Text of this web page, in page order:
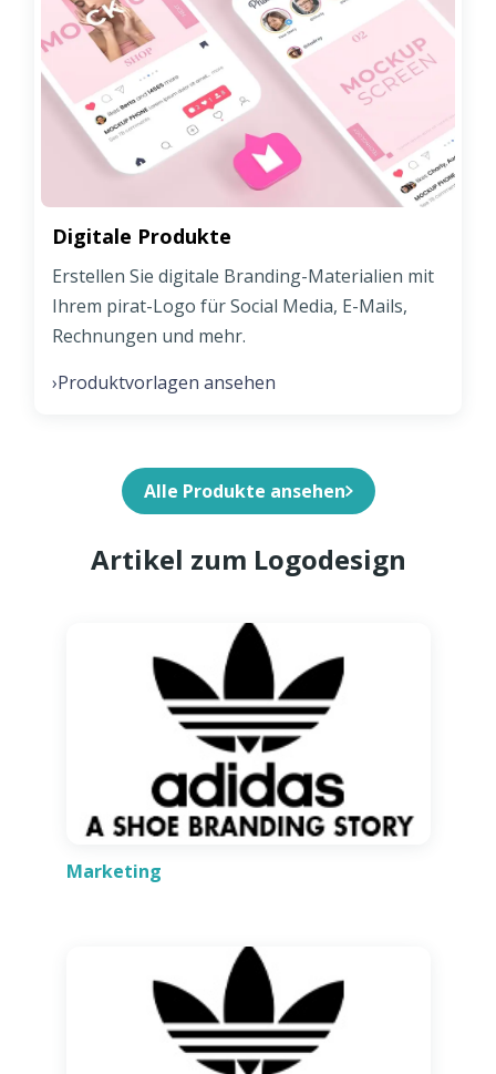
Digitale Produkte
Erstellen Sie digitale Branding-Materialien mit
Ihrem pirat-Logo für Social Media, E-Mails,
Rechnungen und mehr.
›Produktvorlagen ansehen
Alle Produkte ansehen
Artikel zum Logodesign
Marketing